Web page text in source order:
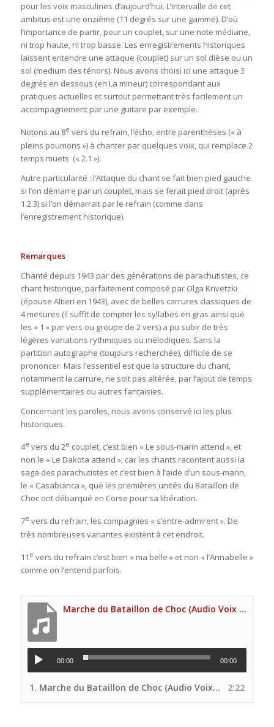
pour les voix masculines d’aujourd’hui. L’intervalle de cet
ambitus est une onzième (11 degrés sur une gamme). D’où
l’importance de partir, pour un couplet, sur une note médiane,
ni trop haute, ni trop basse. Les enregistrements historiques
laissent entendre une attaque (couplet) sur un sol dièse ou un
sol (medium des ténors). Nous avons choisi ici une attaque 3
degrés en dessous (en La mineur) correspondant aux
pratiques actuelles et surtout permettant très facilement un
accompagnement par une guitare par exemple.
Notons au 8e vers du refrain, l’écho, entre parenthèses (« à
pleins poumons ») à chanter par quelques voix, qui remplace 2
temps muets (« 2.1 »).
Autre particularité : l’Attaque du chant se fait bien pied gauche
si l’on démarre par un couplet, mais se ferait pied droit (après
1.2.3) si l’on démarrait par le refrain (comme dans
l’enregistrement historique).
Remarques
Chanté depuis 1943 par des générations de parachutistes, ce
chant historique, parfaitement composé par Olga Krivetzki
(épouse Altieri en 1943), avec de belles carrures classiques de
4 mesures (il suffit de compter les syllabes en gras ainsi que
les « 1 » par vers ou groupe de 2 vers) a pu subir de très
légères variations rythmiques ou mélodiques. Sans la
partition autographe (toujours recherchée), difficile de se
prononcer. Mais l’essentiel est que la structure du chant,
notamment la carrure, ne soit pas altérée, par l’ajout de temps
supplémentaires ou autres fantaisies.
Concernant les paroles, nous avons conservé ici les plus
historiques.
4e vers du 2e couplet, c’est bien « Le sous-marin attend », et
non le « Le Dakota attend », car les chants racontent aussi la
saga des parachutistes et c’est bien à l’aide d’un sous-marin,
le « Casabianca », que les premières unités du Bataillon de
Choc ont débarqué en Corse pour sa libération.
7e vers du refrain, les compagnies « s’entre-admirent ». De
très nombreuses variantes existent à cet endroit.
11 e vers du refrain c’est bien « ma belle » et non « l’Annabelle »
comme on l’entend parfois.
Marche du Bataillon de Choc (Audio Voix principale Site UNP)
00:00 00:00
1. Marche du Bataillon de Choc (Audio Voix principale Site UNP) 2:22